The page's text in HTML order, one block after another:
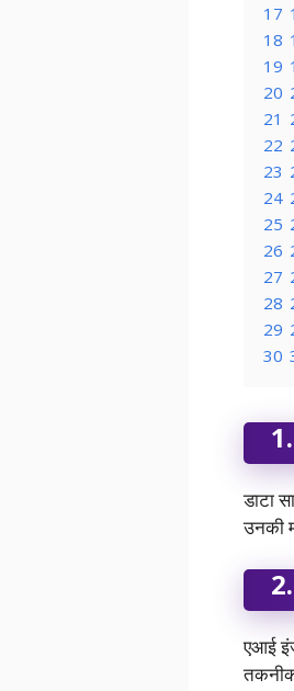
17
18
19
20
21
22
23
24
25
26
27
28
29
30
डाटा
उनकी
2.
एआई